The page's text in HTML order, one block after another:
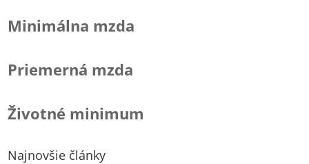
Minimálna mzda
Priemerná mzda
Životné minimum
Najnovšie články